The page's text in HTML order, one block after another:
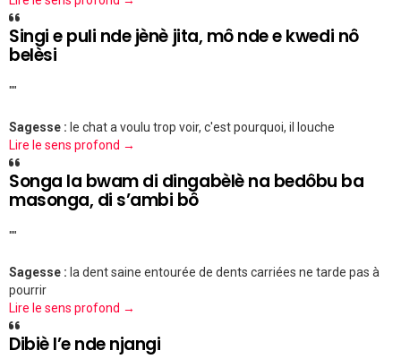
Singi e puli nde jènè jita, mô nde e kwedi nô
belèsi
""
Sagesse : le chat a voulu trop voir, c'est pourquoi, il louche
Lire le sens profond →
Songa la bwam di dingabèlè na bedôbu ba
masonga, di s’ambi bô
""
Sagesse : la dent saine entourée de dents carriées ne tarde pas à
pourrir
Lire le sens profond →
Dibiè l’e nde njangi